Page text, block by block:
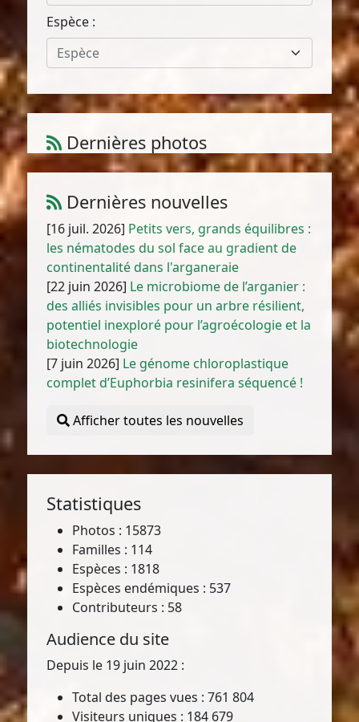
Espèce :
Espèce
Dernières photos
Atriplex parvifolia Lowe
Dernières nouvelles
[16 juil. 2026] Petits vers, grands équilibres :
les nématodes du sol face au gradient de
continentalité dans l'arganeraie
[22 juin 2026] Le microbiome de l’arganier :
des alliés invisibles pour un arbre résilient,
potentiel inexploré pour l’agroécologie et la
biotechnologie
[7 juin 2026] Le génome chloroplastique
complet d’Euphorbia resinifera séquencé !
Afficher toutes les nouvelles
Statistiques
Photos : 15873
Familles : 114
Espèces : 1818
Espèces endémiques : 537
Contributeurs : 58
Audience du site
Depuis le 19 juin 2022 :
Total des pages vues : 761 804
Visiteurs uniques : 184 679